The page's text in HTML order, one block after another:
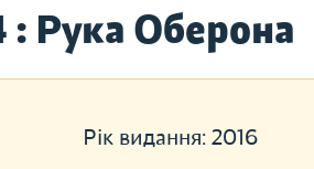
: Рука Оберона
Рік видання: 2016